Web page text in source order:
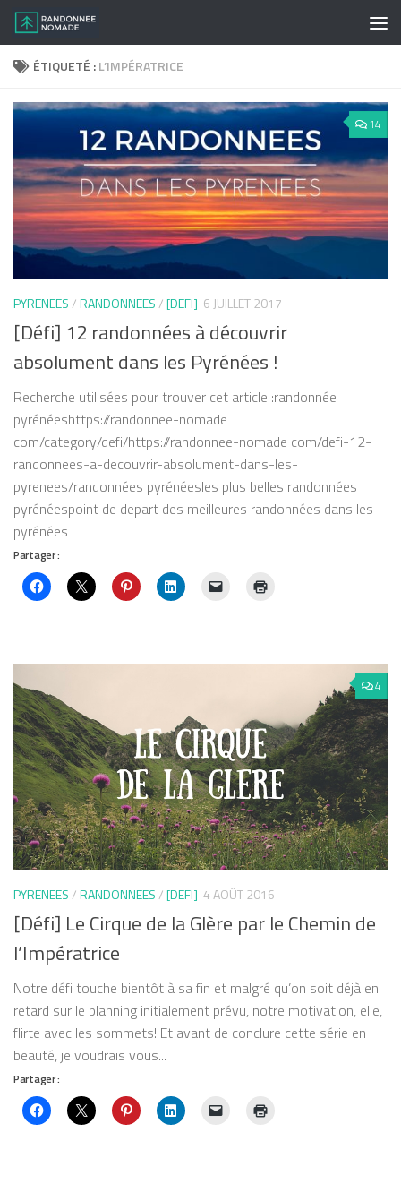
Skip to content
ÉTIQUETÉ :L’IMPÉRATRICE
14
PYRENEES/RANDONNEES/[DEFI] 6 JUILLET 2017
[Défi] 12 randonnées à découvrir
absolument dans les Pyrénées !
Recherche utilisées pour trouver cet article :randonnée
pyrénéeshttps://randonnee-nomade
com/category/defi/https://randonnee-nomade com/defi-12-
randonnees-a-decouvrir-absolument-dans-les-
pyrenees/randonnées pyrénéesles plus belles randonnées
pyrénéespoint de depart des meilleures randonnées dans les
pyrénées
Partager :
4
PYRENEES/RANDONNEES/[DEFI] 4 AOÛT 2016
[Défi] Le Cirque de la Glère par le Chemin de
l’Impératrice
Notre défi touche bientôt à sa fin et malgré qu’on soit déjà en
retard sur le planning initialement prévu, notre motivation, elle,
flirte avec les sommets! Et avant de conclure cette série en
beauté, je voudrais vous...
Partager :